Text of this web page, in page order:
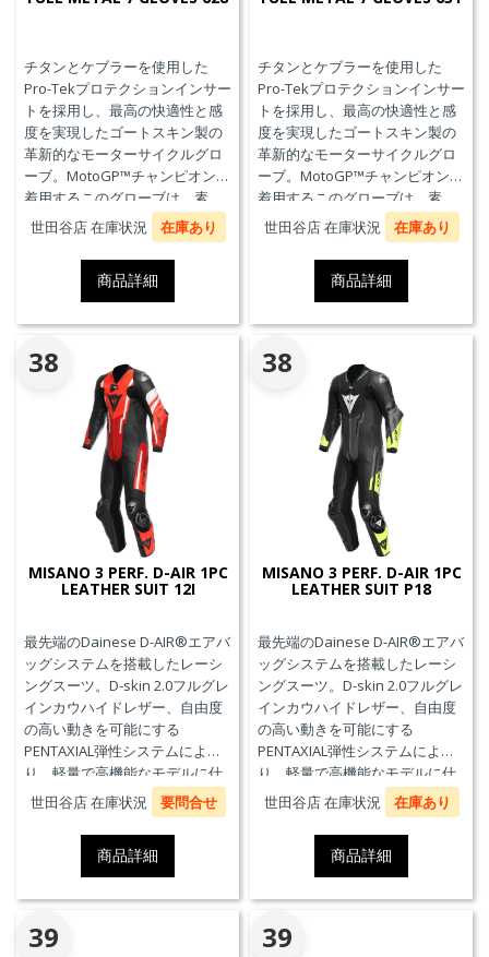
チタンとケブラーを使用した
Pro-Tekプロテクションインサー
トを採用し、最高の快適性と感
度を実現したゴートスキン製の
革新的なモーターサイクルグロ
ーブ。MotoGP™チャンピオンが
着用するこのグローブは、素
材、快適性、プロテクションに
おいて、優れたパフォーマンス
のためにダイネーゼテクノロジ
ーの真髄を表現しています。
世田谷店 在庫状況 在庫あり
商品詳細
チタンとケブラーを使用した
Pro-Tekプロテクションインサー
トを採用し、最高の快適性と感
度を実現したゴートスキン製の
革新的なモーターサイクルグロ
ーブ。MotoGP™チャンピオンが
着用するこのグローブは、素
材、快適性、プロテクションに
おいて、優れたパフォーマンス
のためにダイネーゼテクノロジ
ーの真髄を表現しています。
世田谷店 在庫状況 在庫あり
商品詳細
38
MISANO 3 PERF. D-AIR 1PC
LEATHER SUIT 12I
最先端のDainese D-AIR®エアバ
ッグシステムを搭載したレーシ
ングスーツ。D-skin 2.0フルグレ
インカウハイドレザー、自由度
の高い動きを可能にする
PENTAXIAL弾性システムによ
り、軽量で高機能なモデルに仕
上がっています。また、エアバ
ッグ本体が最大3回の起爆まで繰
り返し利用可能なTriple-
Activation D-air®Racing エアバ
ッグを搭載しています。※別途
ジェネレーター(ガス発生器本体)
の交換が必要です。
世田谷店 在庫状況 要問合せ
商品詳細
38
MISANO 3 PERF. D-AIR 1PC
LEATHER SUIT P18
最先端のDainese D-AIR®エアバ
ッグシステムを搭載したレーシ
ングスーツ。D-skin 2.0フルグレ
インカウハイドレザー、自由度
の高い動きを可能にする
PENTAXIAL弾性システムによ
り、軽量で高機能なモデルに仕
上がっています。また、エアバ
ッグ本体が最大3回の起爆まで繰
り返し利用可能なTriple-
Activation D-air®Racing エアバ
ッグを搭載しています。※別途
ジェネレーター(ガス発生器本体)
の交換が必要です。
世田谷店 在庫状況 在庫あり
商品詳細
39 39